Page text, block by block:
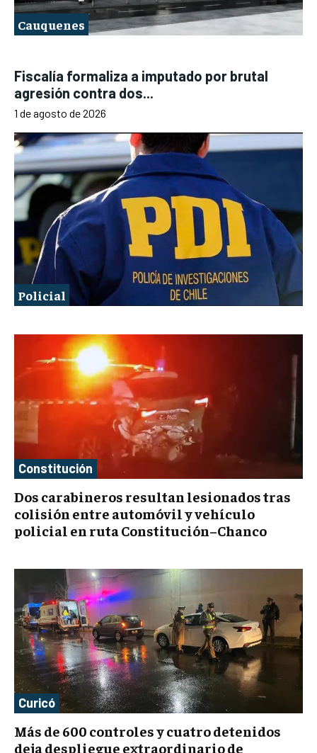
Cauquenes
Fiscalía formaliza a imputado por brutal
agresión contra dos...
1 de agosto de 2026
Policial
Constitución
Dos carabineros resultan lesionados tras
colisión entre automóvil y vehículo
policial en ruta Constitución–Chanco
Curicó
Más de 600 controles y cuatro detenidos
deja despliegue extraordinario de